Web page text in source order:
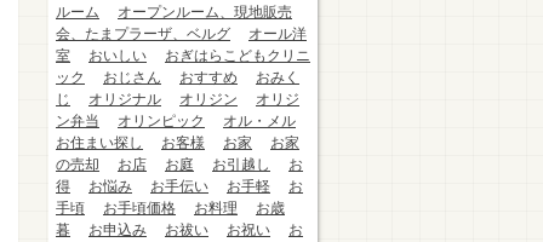
ルーム
オープンルーム、現地販売
会、たまプラーザ、ベルグ
オール洋
室
おいしい
おぎはらこどもクリニ
ック
おじさん おすすめ
おみく
じ
オリジナル オリジン
オリジ
ン弁当
オリンピック
オル・メル
お住まい探し
お客様 お家
お家
の売却
お店 お庭 お引越し
お
得
お悩み お手伝い お手軽
お
手頃
お手頃価格 お料理
お歳
暮
お申込み お祓い お祝い
お